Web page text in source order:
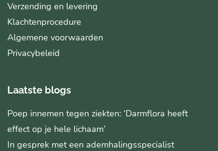
Verzending en levering
Klachtenprocedure
Algemene voorwaarden
Privacybeleid
Laatste blogs
Poep innemen tegen ziekten: ‘Darmflora heeft
effect op je hele lichaam’
In gesprek met een ademhalingsspecialist